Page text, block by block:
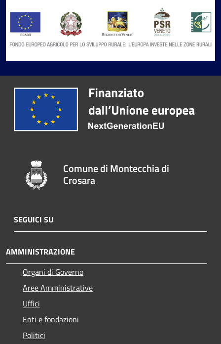
Comune di Montecchia di
Crosara
SEGUICI SU
AMMINISTRAZIONE
Organi di Governo
Aree Amministrative
Uffici
Enti e fondazioni
Politici